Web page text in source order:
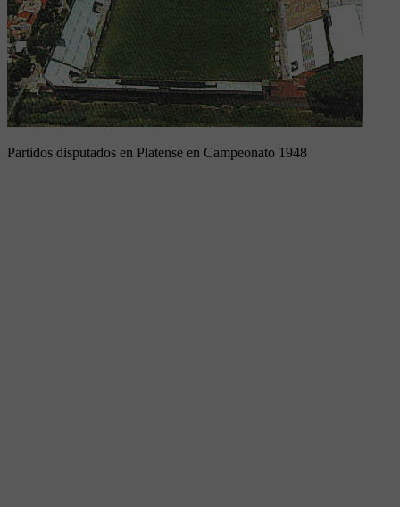
Partidos disputados en Platense en Campeonato 1948